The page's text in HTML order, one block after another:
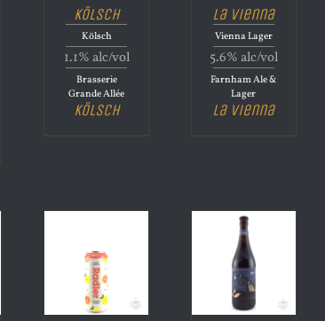
Kölsch
Kölsch
1.1% alc/vol
Brasserie
Grande Allée
Kölsch
La Vienna
Vienna Lager
5.6% alc/vol
Farnham Ale &
Lager
La Vienna